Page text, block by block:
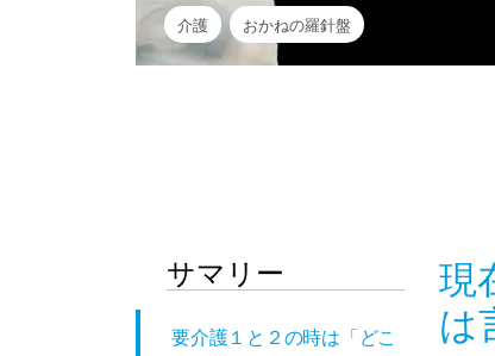
介護 おかねの羅針盤
サマリー
要介護１と２の時は「どこ
現
は